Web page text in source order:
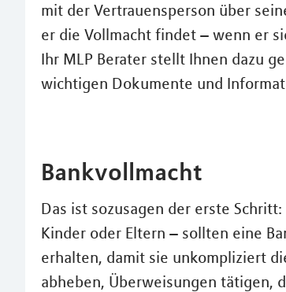
mit der Vertrauensperson über
er die Vollmacht findet – wenn er
Ihr MLP Berater stellt Ihnen dazu
wichtigen Dokumente und
Bankvollmacht
Das ist sozusagen der erste
Kinder oder Eltern – sollten eine
erhalten, damit sie unkompliziert
abheben, Überweisungen tätigen,